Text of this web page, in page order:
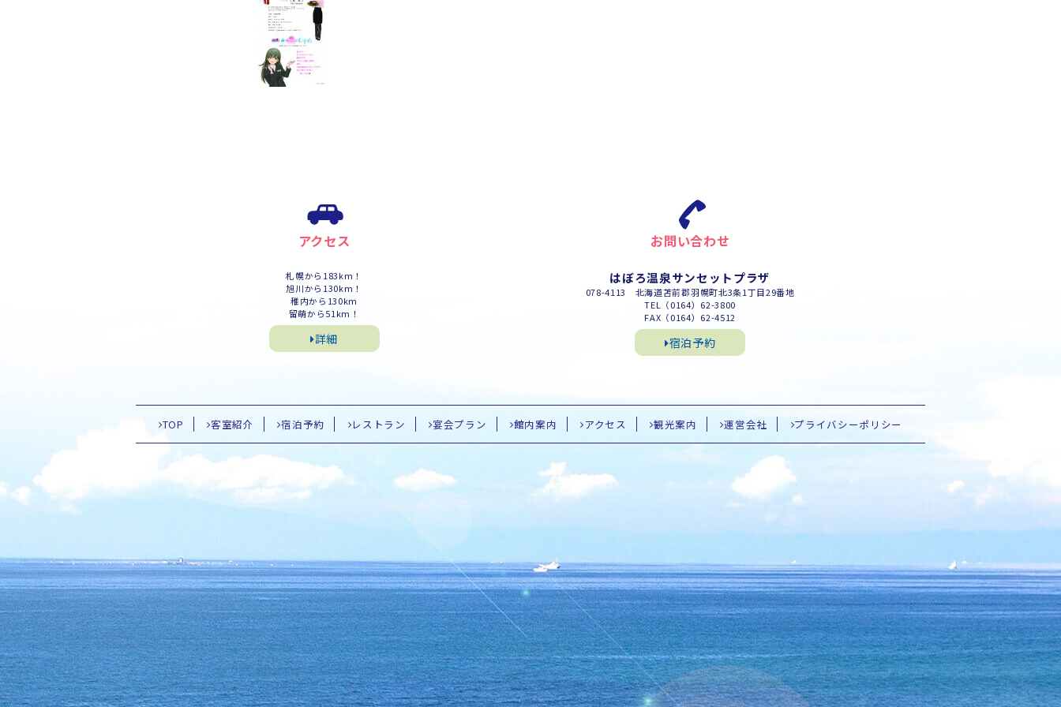
アクセス
札幌から183km！
旭川から130km！
稚内から130km
留萌から51km！
詳細
お問い合わせ
はぼろ温泉サンセットプラザ
078-4113 北海道苫前郡羽幌町北3条1丁目29番地
TEL（0164）62-3800
FAX（0164）62-4512
宿泊予約
TOP 客室紹介 宿泊予約 レストラン 宴会プラン 館内案内 アクセス 観光案内 運営会社 プライバシーポリシー